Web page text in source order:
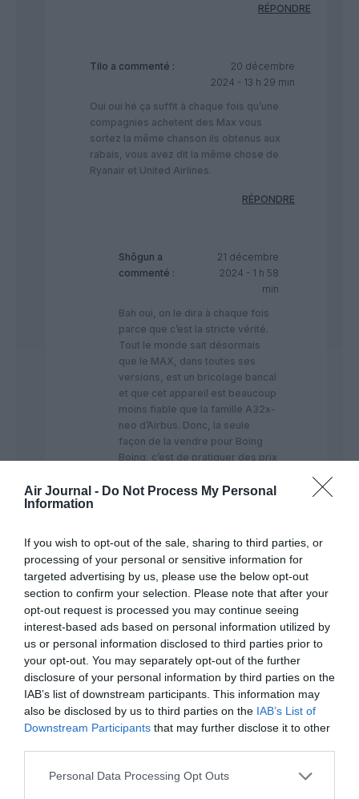
Air Journal - Do Not Process My Personal
Information
If you wish to opt-out of the sale, sharing to third parties, or
processing of your personal or sensitive information for
targeted advertising by us, please use the below opt-out
section to confirm your selection. Please note that after your
opt-out request is processed you may continue seeing
interest-based ads based on personal information utilized by
us or personal information disclosed to third parties prior to
your opt-out. You may separately opt-out of the further
disclosure of your personal information by third parties on the
IAB’s list of downstream participants. This information may
also be disclosed by us to third parties on the IAB’s List of
Downstream Participants that may further disclose it to other
Personal Data Processing Opt Outs
RÉPONDRE
Tilo a commenté :
20 décembre
2024 - 13 h 29 min
Oui oui hé ça suffit à chaque fois qu’une
compagnies achetent des Max vous
sortez la même chanson ils obtenus aux
rabais, vous avez dit la même chose de
Ryanair et United Airlines.
RÉPONDRE
Shôgun a
commenté :
21 décembre
2024 - 1 h 58
min
Bah oui, on le dira à chaque fois
parce que c’est la stricte vérité.
Tout le monde sait désormais
que le MAX, dans toutes ses
versions, est un bricolage bancal
et que cet appareil est beaucoup
moins fiable que la famille A32x-
neo d’Airbus. Donc, la seule
façon de la vendre pour Boing
Boing, c’est de pratiquer des prix
Tilo a
commenté :
21
décembre
2024 - 15
h 15 min
T’a des preuves c’est
Boeing qui te la
communiqué ?